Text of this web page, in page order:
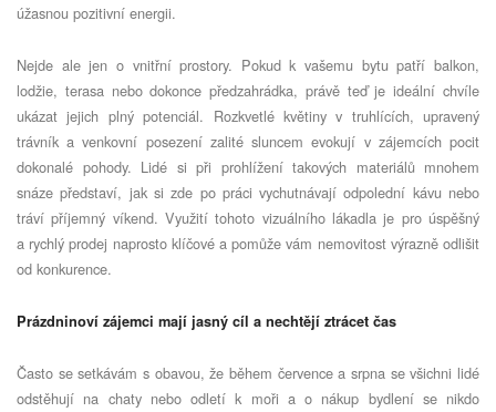
úžasnou pozitivní energii.
Nejde ale jen o vnitřní prostory. Pokud k vašemu bytu patří balkon,
lodžie, terasa nebo dokonce předzahrádka, právě teď je ideální chvíle
ukázat jejich plný potenciál. Rozkvetlé květiny v truhlících, upravený
trávník a venkovní posezení zalité sluncem evokují v zájemcích pocit
dokonalé pohody. Lidé si při prohlížení takových materiálů mnohem
snáze představí, jak si zde po práci vychutnávají odpolední kávu nebo
tráví příjemný víkend. Využití tohoto vizuálního lákadla je pro úspěšný
a rychlý prodej naprosto klíčové a pomůže vám nemovitost výrazně odlišit
od konkurence.
Prázdninoví zájemci mají jasný cíl a nechtějí ztrácet čas
Často se setkávám s obavou, že během července a srpna se všichni lidé
odstěhují na chaty nebo odletí k moři a o nákup bydlení se nikdo